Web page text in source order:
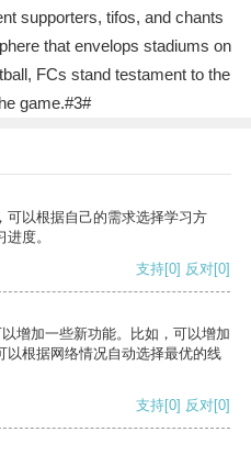
supporters, tifos, and chants
that envelops stadiums on
FCs stand testament to the
game.#3#
可以根据自己的需求选择学习方
度。
支持[0] 反对[0]
增加一些新功能。比如，可以增加
以根据网络情况自动选择最优的线
支持[0] 反对[0]